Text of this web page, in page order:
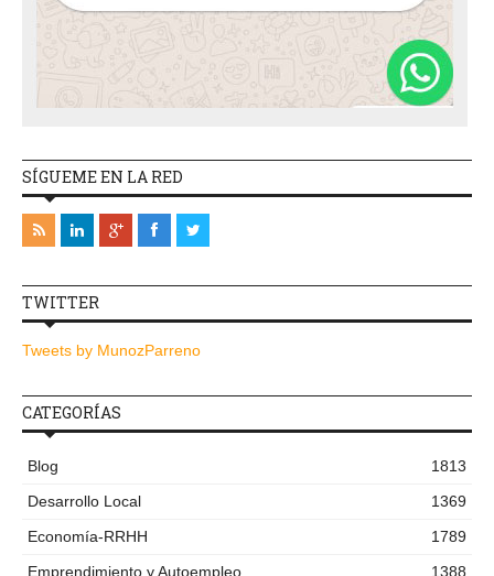
SÍGUEME EN LA RED
TWITTER
Tweets by MunozParreno
CATEGORÍAS
Blog
1813
Desarrollo Local
1369
Economía-RRHH
1789
Emprendimiento y Autoempleo
1388